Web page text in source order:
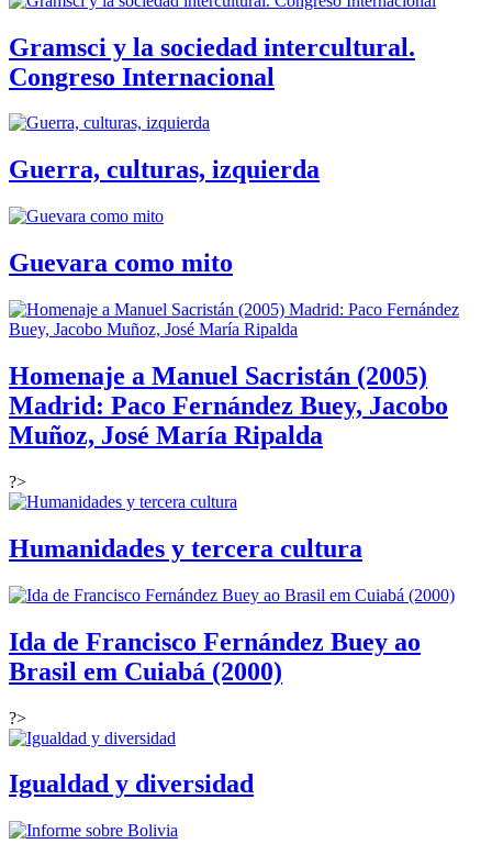
Gramsci y la sociedad intercultural.
Congreso Internacional
Guerra, culturas, izquierda
Guevara como mito
Homenaje a Manuel Sacristán (2005)
Madrid: Paco Fernández Buey, Jacobo
Muñoz, José María Ripalda
?>
Humanidades y tercera cultura
Ida de Francisco Fernández Buey ao
Brasil em Cuiabá (2000)
?>
Igualdad y diversidad